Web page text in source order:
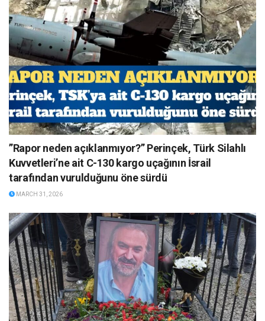
”Rapor neden açıklanmıyor?” Perinçek, Türk Silahlı
Kuvvetleri’ne ait C-130 kargo uçağının İsrail
tarafından vurulduğunu öne sürdü
MARCH 31, 2026